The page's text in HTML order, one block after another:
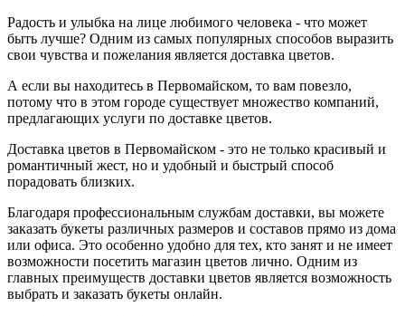
Радость и улыбка на лице любимого человека - что может
быть лучше? Одним из самых популярных способов выразить
свои чувства и пожелания является доставка цветов.
А если вы находитесь в Первомайском, то вам повезло,
потому что в этом городе существует множество компаний,
предлагающих услуги по доставке цветов.
Доставка цветов в Первомайском - это не только красивый и
романтичный жест, но и удобный и быстрый способ
порадовать близких.
Благодаря профессиональным службам доставки, вы можете
заказать букеты различных размеров и составов прямо из дома
или офиса. Это особенно удобно для тех, кто занят и не имеет
возможности посетить магазин цветов лично. Одним из
главных преимуществ доставки цветов является возможность
выбрать и заказать букеты онлайн.